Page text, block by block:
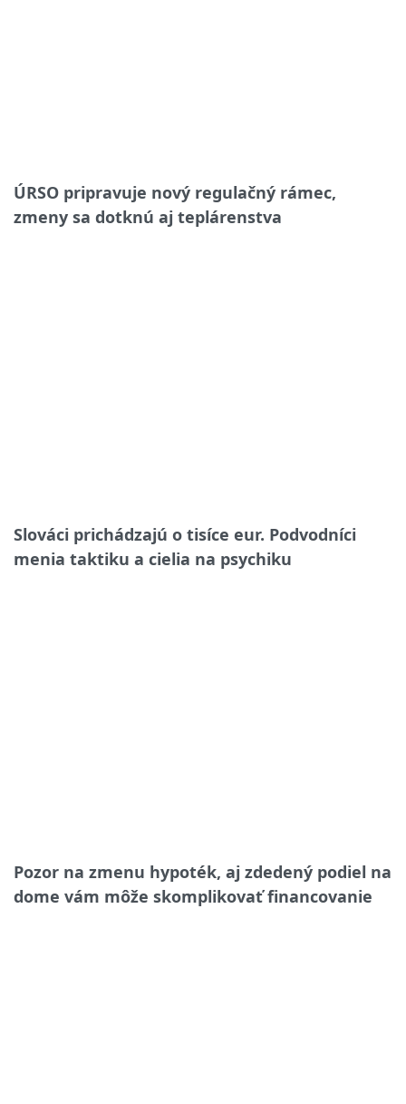
ÚRSO pripravuje nový regulačný rámec,
zmeny sa dotknú aj teplárenstva
Slováci prichádzajú o tisíce eur. Podvodníci
menia taktiku a cielia na psychiku
Pozor na zmenu hypoték, aj zdedený podiel na
dome vám môže skomplikovať financovanie